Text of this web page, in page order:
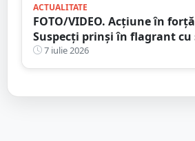
ACTUALITATE
FOTO/VIDEO. Acțiune în
Suspecți prinși în flagrant
suspecte de droguri
7 iulie 2026